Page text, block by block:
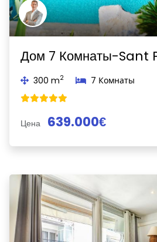
300 m2 7 Комнаты
Цена 639.000€